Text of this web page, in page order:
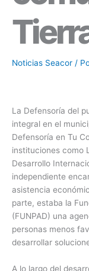
Noticias Seacor /
La Defensoría del
integral en el
Defensoría en Tu
instituciones como
Desarrollo
independiente
asistencia
parte, estaba la
(FUNPAD) una
personas menos
desarrollar
A lo largo del